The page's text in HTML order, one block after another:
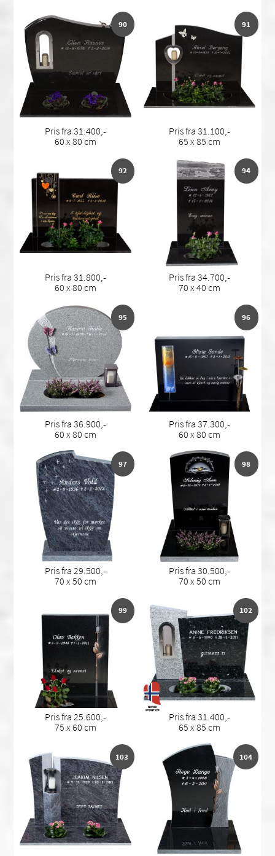
90
Pris fra 31.400,-
60 x 80 cm
91
Pris fra 31.100,-
65 x 85 cm
92
Pris fra 31.800,-
60 x 80 cm
94
Pris fra 34.700,-
70 x 40 cm
95
Pris fra 36.900,-
60 x 80 cm
96
Pris fra 37.300,-
60 x 80 cm
97
Pris fra 29.500,-
70 x 50 cm
98
Pris fra 30.500,-
70 x 50 cm
99
Pris fra 25.600,-
75 x 60 cm
102
Pris fra 31.400,-
65 x 85 cm
103 104